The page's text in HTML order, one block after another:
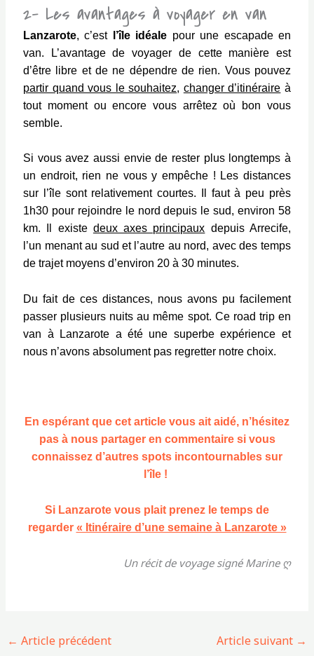
2- Les avantages à voyager en van
Lanzarote, c’est l’île idéale pour une escapade en
van. L’avantage de voyager de cette manière est
d’être libre et de ne dépendre de rien. Vous pouvez
partir quand vous le souhaitez, changer d’itinéraire à
tout moment ou encore vous arrêtez où bon vous
semble.
Si vous avez aussi envie de rester plus longtemps à
un endroit, rien ne vous y empêche ! Les distances
sur l’île sont relativement courtes. Il faut à peu près
1h30 pour rejoindre le nord depuis le sud, environ 58
km. Il existe deux axes principaux depuis Arrecife,
l’un menant au sud et l’autre au nord, avec des temps
de trajet moyens d’environ 20 à 30 minutes.
Du fait de ces distances, nous avons pu facilement
passer plusieurs nuits au même spot. Ce road trip en
van à Lanzarote a été une superbe expérience et
nous n’avons absolument pas regretter notre choix.
En espérant que cet article vous ait aidé, n’hésitez
pas à nous partager en commentaire si vous
connaissez d’autres spots incontournables sur
l’île !
Si Lanzarote vous plait prenez le temps de
regarder « Itinéraire d’une semaine à Lanzarote »
Un récit de voyage signé Marine ღ
← Article précédent Article suivant →